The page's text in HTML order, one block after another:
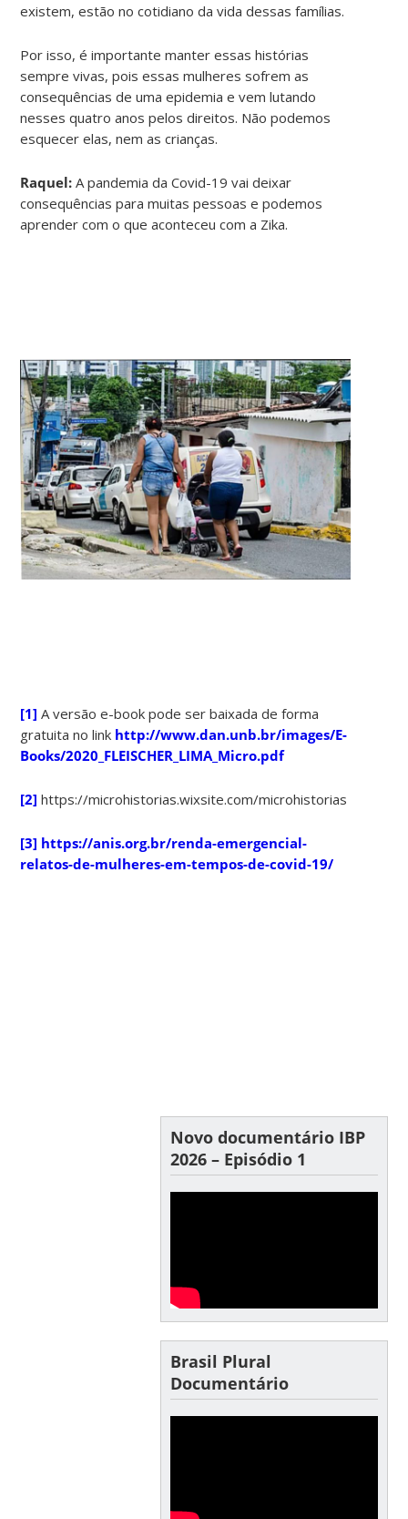
existem, estão no cotidiano da vida dessas famílias.
Por isso, é importante manter essas histórias
sempre vivas, pois essas mulheres sofrem as
consequências de uma epidemia e vem lutando
nesses quatro anos pelos direitos. Não podemos
esquecer elas, nem as crianças.
Raquel: A pandemia da Covid-19 vai deixar
consequências para muitas pessoas e podemos
aprender com o que aconteceu com a Zika.
[1] A versão e-book pode ser baixada de forma
gratuita no link http://www.dan.unb.br/images/E-
Books/2020_FLEISCHER_LIMA_Micro.pdf
[2] https://microhistorias.wixsite.com/microhistorias
[3] https://anis.org.br/renda-emergencial-
relatos-de-mulheres-em-tempos-de-covid-19/
Novo documentário IBP
2026 – Episódio 1
Brasil Plural
Documentário